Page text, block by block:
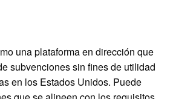
una plataforma en dirección que
subvenciones sin fines de utilidad
en los Estados Unidos. Puede